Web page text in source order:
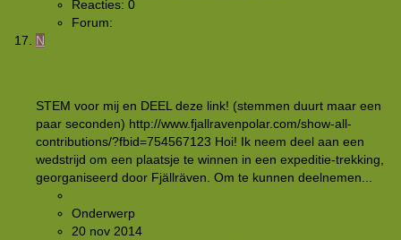
Reacties: 0
Forum:
N
STEM voor mij en DEEL deze link! (stemmen duurt maar een
paar seconden) http://www.fjallravenpolar.com/show-all-
contributions/?fbid=754567123 Hoi! Ik neem deel aan een
wedstrijd om een plaatsje te winnen in een expeditie-trekking,
georganiseerd door Fjällräven. Om te kunnen deelnemen...
Onderwerp
20 nov 2014